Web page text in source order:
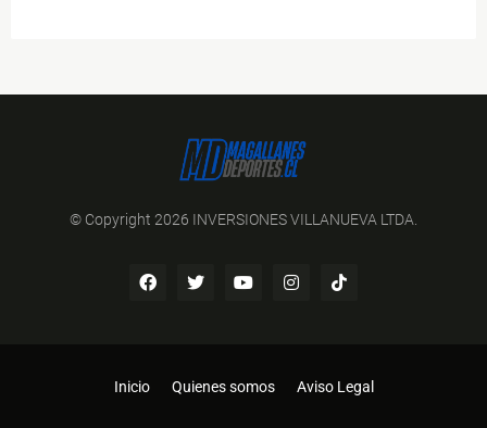
© Copyright 2026 INVERSIONES VILLANUEVA LTDA.
Inicio Quienes somos Aviso Legal